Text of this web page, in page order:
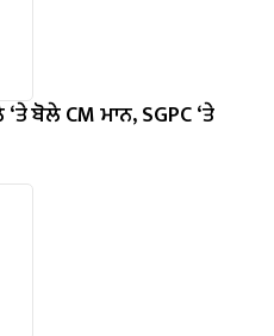
ਬੋਲੇ ​​CM ਮਾਨ, SGPC ‘ਤੇ